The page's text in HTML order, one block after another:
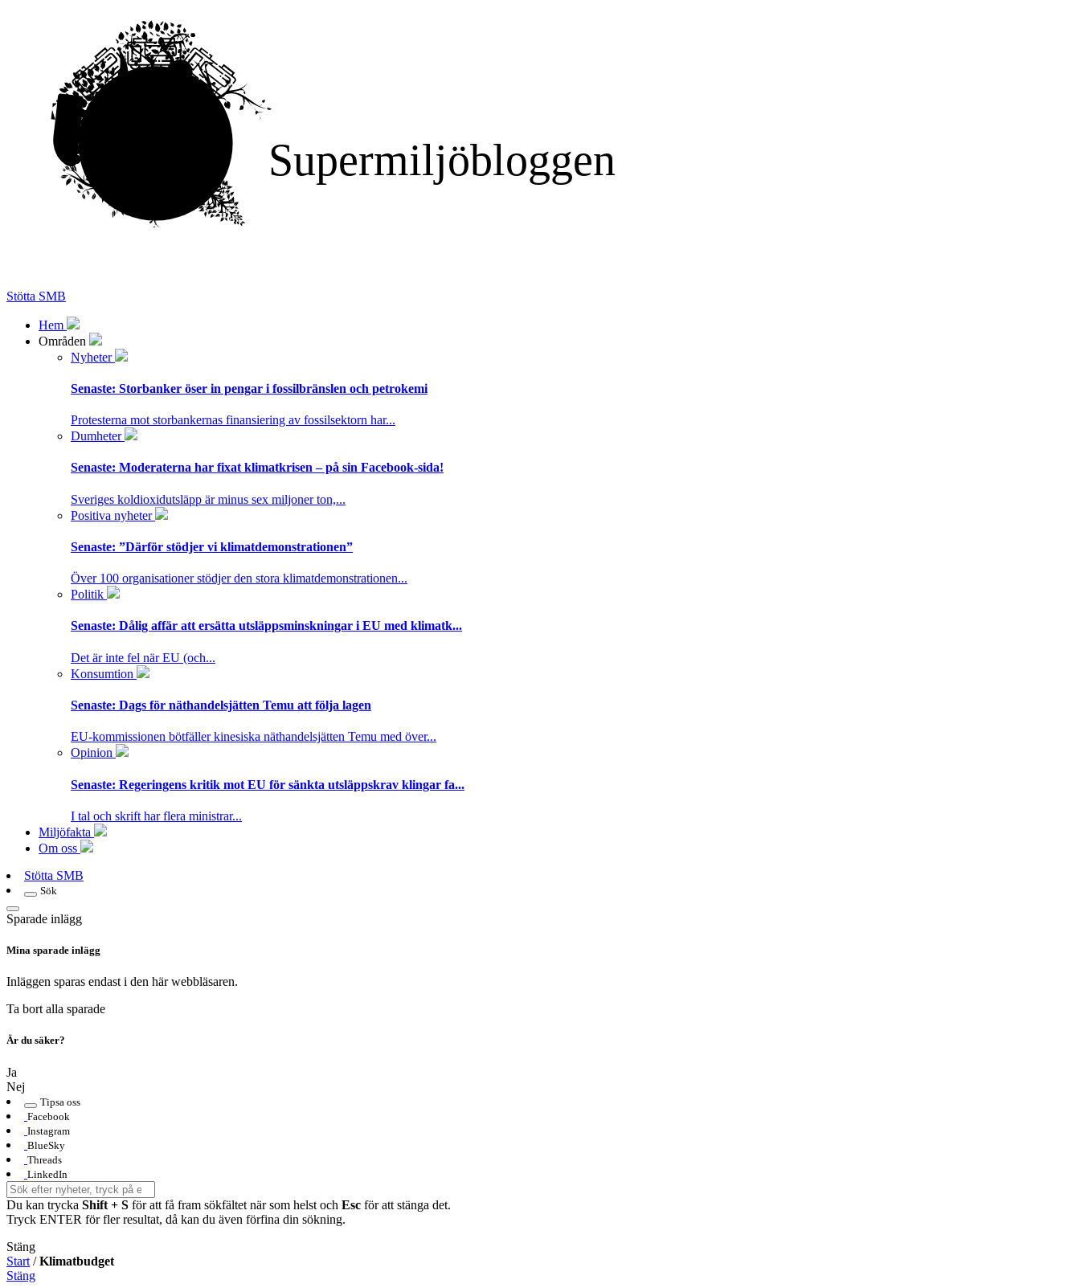
Supermiljöbloggen
Stötta SMB
Hem
Områden
Nyheter
Senaste: Storbanker öser in pengar i fossilbränslen och petrokemi
Protesterna mot storbankernas finansiering av fossilsektorn har...
Dumheter
Senaste: Moderaterna har fixat klimatkrisen – på sin Facebook-sida!
Sveriges koldioxidutsläpp är minus sex miljoner ton,...
Positiva nyheter
Senaste: ”Därför stödjer vi klimatdemonstrationen”
Över 100 organisationer stödjer den stora klimatdemonstrationen...
Politik
Senaste: Dålig affär att ersätta utsläppsminskningar i EU med klimatk...
Det är inte fel när EU (och...
Konsumtion
Senaste: Dags för näthandelsjätten Temu att följa lagen
EU-kommissionen bötfäller kinesiska näthandelsjätten Temu med över...
Opinion
Senaste: Regeringens kritik mot EU för sänkta utsläppskrav klingar fa...
I tal och skrift har flera ministrar...
Miljöfakta
Om oss
Stötta SMB
Sök
Sparade inlägg
Mina sparade inlägg
Inläggen sparas endast i den här webbläsaren.
Ta bort alla sparade
Är du säker?
Ja
Nej
Tipsa oss
Facebook
Instagram
BlueSky
Threads
LinkedIn
Du kan trycka Shift + S för att få fram sökfältet när som helst och Esc för att stänga det.
Tryck ENTER för fler resultat, då kan du även förfina din sökning.
Stäng
Start /Klimatbudget
Stäng